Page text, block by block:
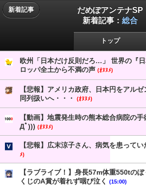
新着記事
だめぽアンテナSP
新着記事： 総合
トップ
欧州「日本だけ反則だろ…」 世界の『
ロッパ全土から不満の声 (ｵﾇﾇﾒ)
【悲報】アメリカ政府、日本円をアル
同列扱いへ・・・
(ｵﾇﾇﾒ)
【動画】地震発生時の熊本総合病院の
Дﾟ))) (ｵﾇﾇﾒ)
【悲報】広末涼子さん、病気を患ってい
ﾒ)
【ラブライブ！】身長57m体重550tの
くじのA賞が着れず咽び泣く
(15:00)